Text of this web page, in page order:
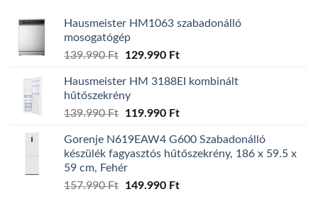
Hausmeister HM1063 szabadonálló
mosogatógép
139.990Ft
Original
was:
139.990 Ft.
129.990 FtCurrent
is:
Hausmeister HM 3188EI kombinált
hűtőszekrény
139.990Ft
Original
was:
139.990 Ft.
119.990 FtCurrent
is:
119.990 Ft.
Gorenje N619EAW4 G600 Szabadonálló
készülék fagyasztós hűtőszekrény, 186 x 59.5 x
59 cm, Fehér
157.990Ft
Original
149.990 FtCurrent